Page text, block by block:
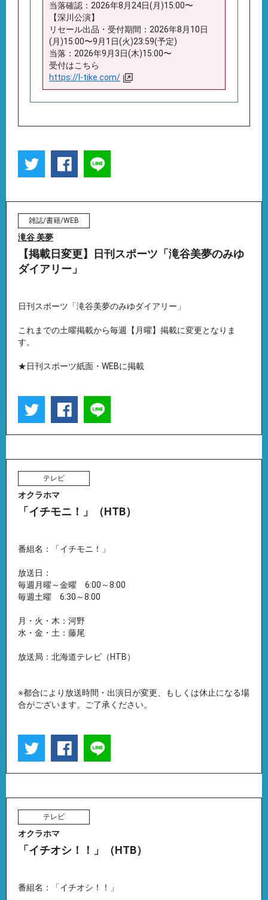
当落確認：2026年8月24日(月)15:00〜
【深川公演】
リセール出品・受付期間：2026年8月10日
(月)15:00〜9月1日(火)23:59(予定)
当落：2026年9月3日(木)15:00〜
受付はこちら
https://l-tike.com/
雑誌/書籍/WEB
滝谷 美夢
【掲載日変更】日刊スポーツ「滝谷美夢のみゆ
ダイアリー」
日刊スポーツ「滝谷美夢のみゆダイアリー」
これまでの土曜掲載から毎週【月曜】掲載に変更となりま
す。
★日刊スポーツ紙面・WEBに掲載
テレビ
オクラホマ
「イチモニ！」（HTB）
番組名：「イチモニ！」
放送日：
毎週月曜～金曜 6:00～8:00
毎週土曜 6:30～8:00
月・火・木：河野
水・金・土：藤尾
放送局：北海道テレビ（HTB）
※都合により放送時間・出演日が変更、もしくは休止になる場
合がございます。ご了承ください。
テレビ
オクラホマ
「イチオシ！！」（HTB）
番組名：「イチオシ！！」